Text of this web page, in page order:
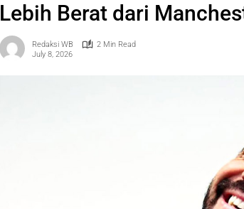
Lebih Berat dari
Redaksi WB
2 Min Read
July 8, 2026